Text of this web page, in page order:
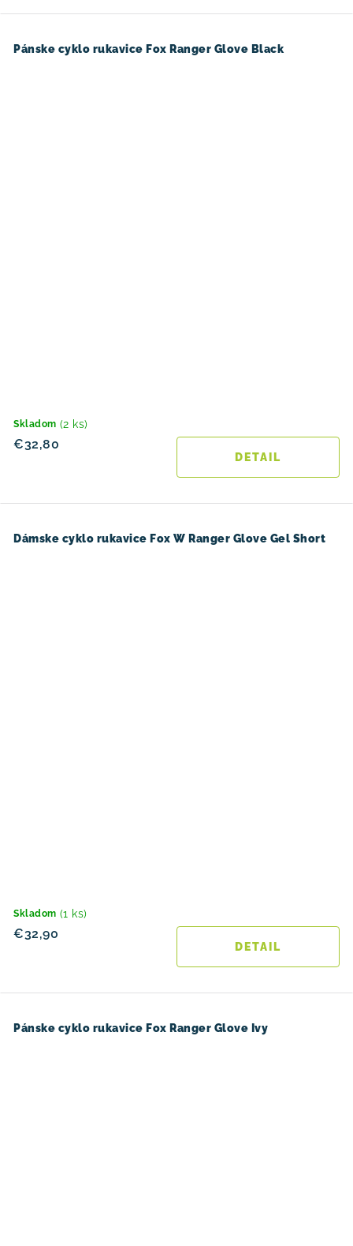
Pánske cyklo rukavice Fox Ranger Glove Black
Skladom (2 ks)
€32,80
DETAIL
Dámske cyklo rukavice Fox W Ranger Glove Gel Short
Skladom (1 ks)
€32,90
DETAIL
Pánske cyklo rukavice Fox Ranger Glove Ivy